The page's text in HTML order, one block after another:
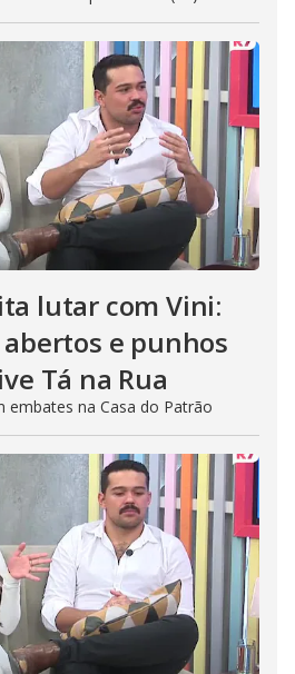
lutar com Vini:
abertos e punhos
Tá na Rua
embates na Casa do Patrão